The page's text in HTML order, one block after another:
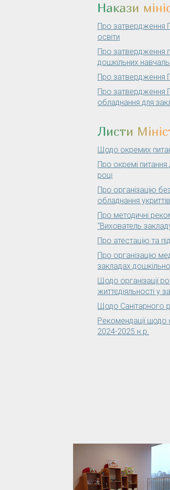
Накази
Про затвердження
освіти
Про затвердження
дошкільних
Про затвердження
Про затвердження
обладнання для
Листи
Щодо окремих
Про окремі питання
році
Про організацію
обладнання укриттів
Про методичні
“Вихователь
Про атестацію та
Про організацію
закладах
Щодо організації
життєдіяльності у
Щодо Санітарного
Рекомендації щодо
2024-2025 н.р.